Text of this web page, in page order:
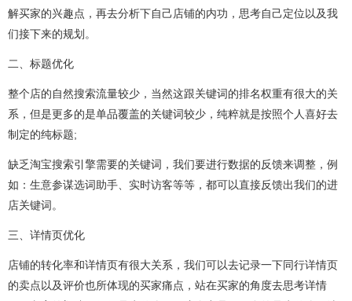
解买家的兴趣点，再去分析下自己店铺的内功，思考自己定位以及我
们接下来的规划。
二、标题优化
整个店的自然搜索流量较少，当然这跟关键词的排名权重有很大的关
系，但是更多的是单品覆盖的关键词较少，纯粹就是按照个人喜好去
制定的纯标题;
缺乏淘宝搜索引擎需要的关键词，我们要进行数据的反馈来调整，例
如：生意参谋选词助手、实时访客等等，都可以直接反馈出我们的进
店关键词。
三、详情页优化
店铺的转化率和详情页有很大关系，我们可以去记录一下同行详情页
的卖点以及评价也所体现的买家痛点，站在买家的角度去思考详情